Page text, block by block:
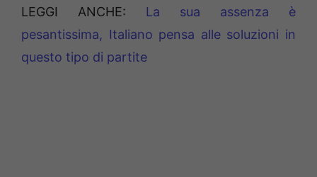
LEGGI ANCHE: La sua assenza è
pesantissima, Italiano pensa alle soluzioni in
questo tipo di partite